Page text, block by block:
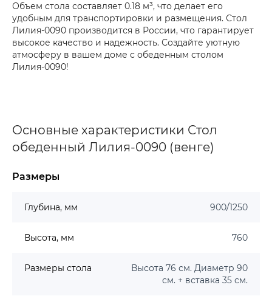
Объем стола составляет 0.18 м³, что делает его
удобным для транспортировки и размещения. Стол
Лилия-0090 производится в России, что гарантирует
высокое качество и надежность. Создайте уютную
атмосферу в вашем доме с обеденным столом
Лилия-0090!
Основные характеристики Стол
обеденный Лилия-0090 (венге)
Размеры
Глубина, мм 900/1250
Высота, мм 760
Размеры стола
Высота 76 см. Диаметр 90
см. + вставка 35 см.